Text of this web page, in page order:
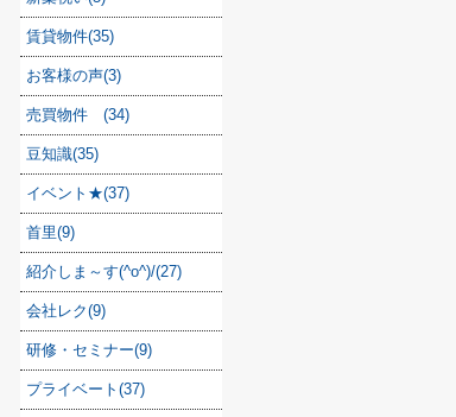
賃貸物件(35)
お客様の声(3)
売買物件 (34)
豆知識(35)
イベント★(37)
首里(9)
紹介しま～す(^o^)/(27)
会社レク(9)
研修・セミナー(9)
プライベート(37)